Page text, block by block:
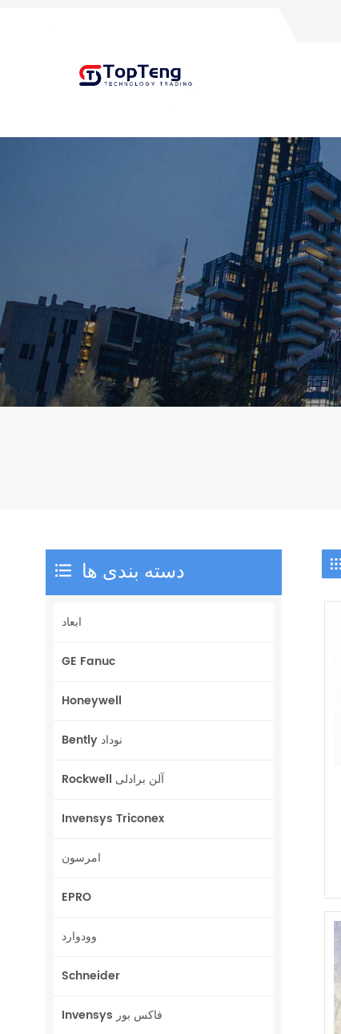
دسته بندی ها
ابعاد
GE Fanuc
Honeywell
Bently نوداد
Rockwell آلن برادلی
Invensys Triconex
امرسون
EPRO
وودوارد
Schneider
Invensys فاکس بور